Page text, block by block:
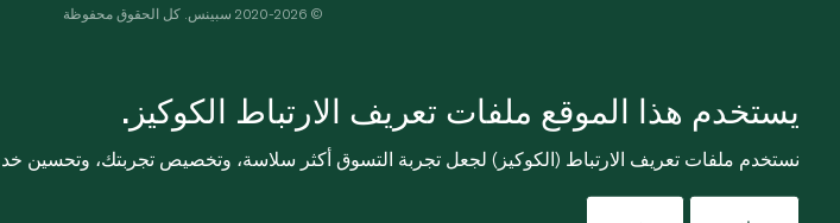
© 2020-2026 سبينس. كل الحقوق محفوظة
يستخدم هذا الموقع ملفات تعريف الارتباط الكوكيز.
نستخدم ملفات تعريف الارتباط (الكوكيز) لجعل تجربة التسوق أكثر سلاسة، وتخصيص تجربتك، وتحسين